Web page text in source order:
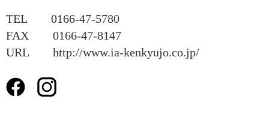
TEL 0166-47-5780
FAX 0166-47-8147
URL http://www.ia-kenkyujo.co.jp/